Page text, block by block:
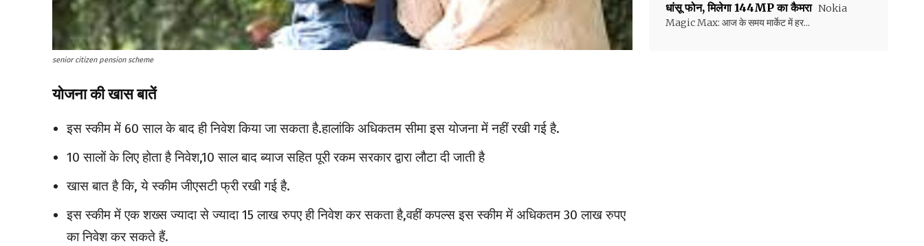
senior citizen pension scheme
योजना की खास बातें
इस स्कीम में 60 साल के बाद ही निवेश किया जा सकता है.हालांकि अधिकतम सीमा इस योजना में नहीं रखी गई है.
10 सालों के लिए होता है निवेश,10 साल बाद ब्याज सहित पूरी रकम सरकार द्वारा लौटा दी जाती है
खास बात है कि, ये स्कीम जीएसटी फ्री रखी गई है.
इस स्कीम में एक शख्स ज्यादा से ज्यादा 15 लाख रुपए ही निवेश कर सकता है,वहीं कपल्स इस स्कीम में अधिकतम 30 लाख रुपए
का निवेश कर सकते हैं.
धांसू फोन, मिलेगा 144MP का कैमरा Nokia
Magic Max: आज के समय मार्केट में हर...